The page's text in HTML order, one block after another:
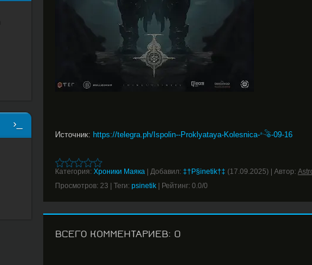
Источник: https://telegra.ph/Ispolin--Proklyataya-Kolesnica-𓌝-09-16
Категория: Хроники Маяка Добавил: ‡†P§inetik†‡ (17.09.2025) Автор:
Просмотров: 23 Теги: psinetik Рейтинг: 0.0/0
ВСЕГО КОММЕНТАРИЕВ: 0